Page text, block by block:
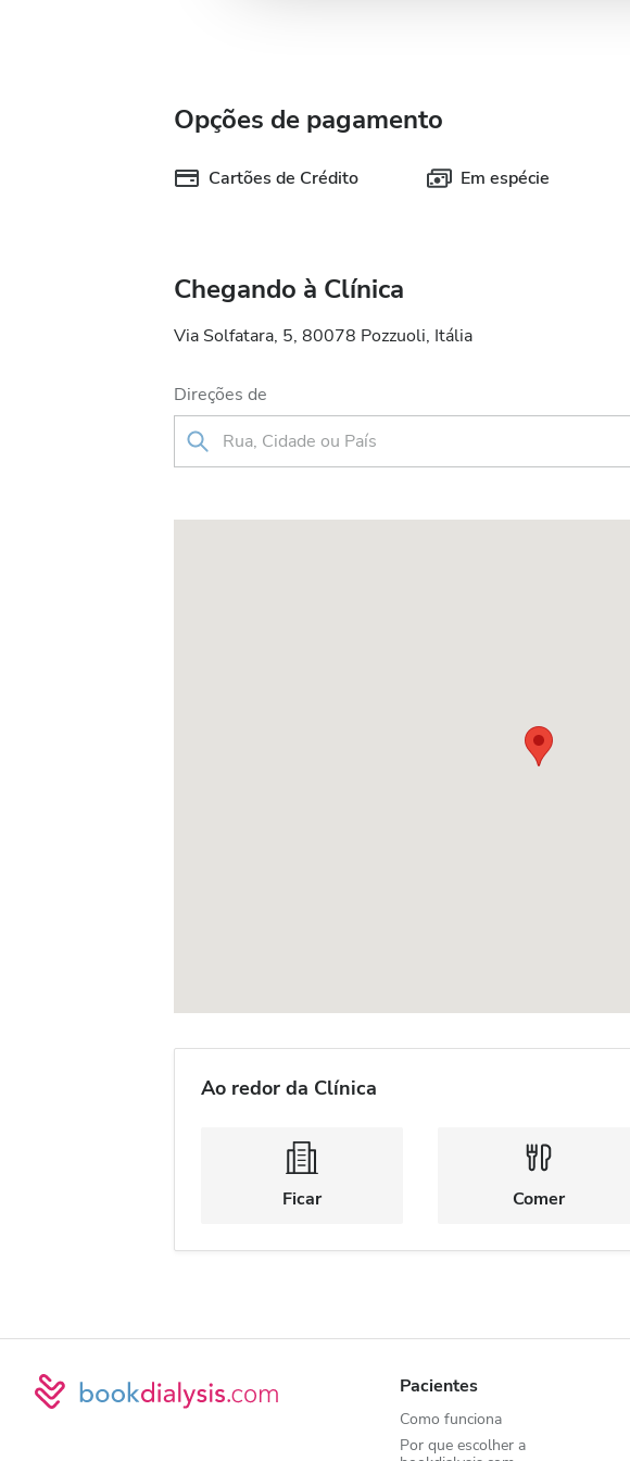
Opções de pagamento
Cartões de Crédito Em espécie
Chegando à Clínica
Via Solfatara, 5, 80078 Pozzuoli, Itália
Direções de
Ao redor da Clínica
Ficar Comer
Pacientes
Como funciona
Por que escolher a